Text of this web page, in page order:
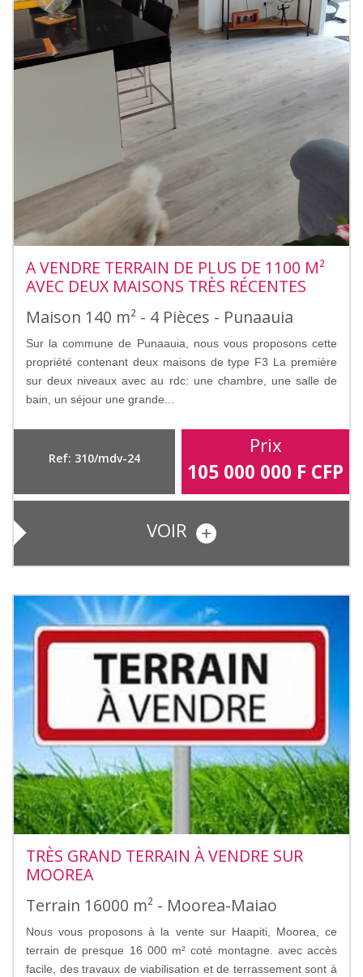
A VENDRE TERRAIN DE PLUS DE 1100 M²
AVEC DEUX MAISONS TRÈS RÉCENTES
Maison 140 m² - 4 Pièces - Punaauia
Sur la commune de Punaauia, nous vous proposons cette
propriété contenant deux maisons de type F3 La première
sur deux niveaux avec au rdc: une chambre, une salle de
bain, un séjour une grande...
Ref: 310/mdv-24
Prix
105 000 000 F CFP
VOIR
TRÈS GRAND TERRAIN À VENDRE SUR
MOOREA
Terrain 16000 m² - Moorea-Maiao
Nous vous proposons à la vente sur Haapiti, Moorea, ce
terrain de presque 16 000 m² coté montagne. avec accès
facile, des travaux de viabilisation et de terrassement sont à